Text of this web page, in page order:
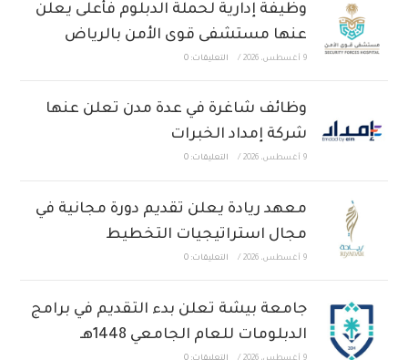
وظيفة إدارية لحملة الدبلوم فأعلى يعلن
عنها مستشفى قوى الأمن بالرياض
9 أغسطس، 2026 / التعليقات: 0
وظائف شاغرة في عدة مدن تعلن عنها
شركة إمداد الخبرات
9 أغسطس، 2026 / التعليقات: 0
معهد ريادة يعلن تقديم دورة مجانية في
مجال استراتيجيات التخطيط
9 أغسطس، 2026 / التعليقات: 0
جامعة بيشة تعلن بدء التقديم في برامج
الدبلومات للعام الجامعي 1448هـ